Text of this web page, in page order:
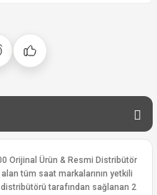
Orijinal Ürün & Resmi Distribütör
tüm saat markalarının yetkili
distribütörü tarafından sağlanan 2